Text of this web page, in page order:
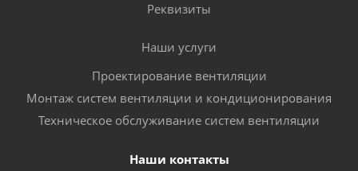
Реквизиты
Наши услуги
Проектирование вентиляции
Монтаж систем вентиляции и кондиционирования
Техническое обслуживание систем вентиляции
Наши контакты